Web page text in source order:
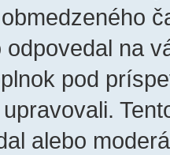
odpovedal na
pod
alebo